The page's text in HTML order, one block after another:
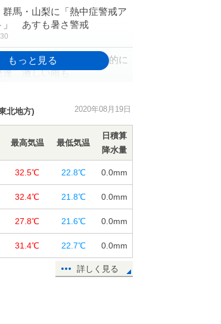
群馬・山梨に「熱中症警戒ア
」 あすも暑さ警戒
猛暑日続出 午後は局地的に
達 激しい雨も
険な暑さ拡大 20日は約3
搬送者数 前の週から約2倍に
気 晴れても不安定 厳しい
続く
今夜の傘予報 東北～九州は
北地方) 2020年08月19日
最高気温 最低気温
日積算
降水量
32.5℃ 22.8℃ 0.0mm
32.4℃ 21.8℃ 0.0mm
27.8℃ 21.6℃ 0.0mm
31.4℃ 22.7℃ 0.0mm
詳しく見る